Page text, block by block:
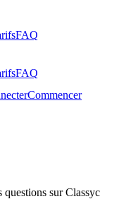
FAQ
FAQ
Commencer
questions sur Classyc